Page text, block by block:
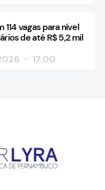
vagas para nível
de até R$ 5,2 mil
17:00